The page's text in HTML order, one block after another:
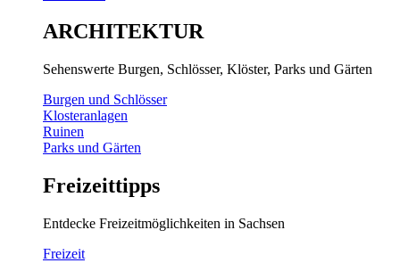
ARCHITEKTUR
Sehenswerte Burgen, Schlösser, Klöster, Parks und Gärten
Burgen und Schlösser
Klosteranlagen
Ruinen
Parks und Gärten
Freizeittipps
Entdecke Freizeitmöglichkeiten in Sachsen
Freizeit